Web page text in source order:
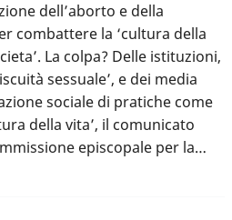
dell’aborto e della
combattere la ‘cultura della
La colpa? Delle istituzioni,
sessuale’, e dei media
sociale di pratiche come
della vita’, il comunicato
episcopale per la…